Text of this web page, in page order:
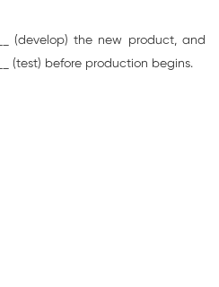
(develop) the new product, and
(test) before production begins.